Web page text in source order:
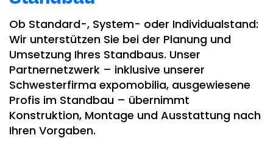
Ob Standard-, System- oder Individualstand:
Wir unterstützen Sie bei der Planung und
Umsetzung Ihres Standbaus. Unser
Partnernetzwerk – inklusive unserer
Schwesterfirma expomobilia, ausgewiesene
Profis im Standbau – übernimmt
Konstruktion, Montage und Ausstattung nach
Ihren Vorgaben.